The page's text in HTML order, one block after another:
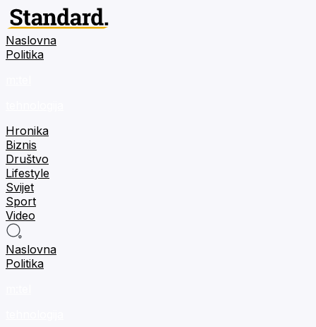
Naslovna
Politika
Hronika
Biznis
Društvo
Lifestyle
Svijet
Sport
Video
Naslovna
Politika